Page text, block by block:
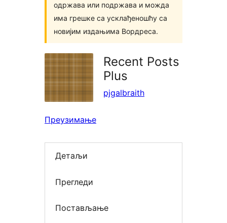
одржава или подржава и можда
има грешке са усклађеношћу са
новијим издањима Вордреса.
Recent Posts
Plus
pjgalbraith
Преузимање
Детаљи
Прегледи
Постављање